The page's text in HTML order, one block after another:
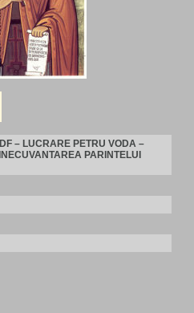
– LUCRARE PETRU VODA –
PARINTELUI